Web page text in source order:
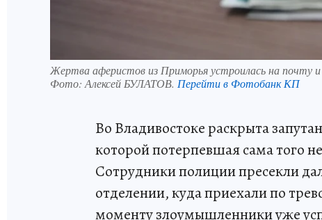
Жертва аферистов из Приморья устроилась на почту и
Фото:Алексей БУЛАТОВ. Перейти в Фотобанк КП
Во Владивостоке раскрыта
которой потерпевшая сама того
Сотрудники полиции пресекли
отделении, куда приехали по
моменту злоумышленники уже